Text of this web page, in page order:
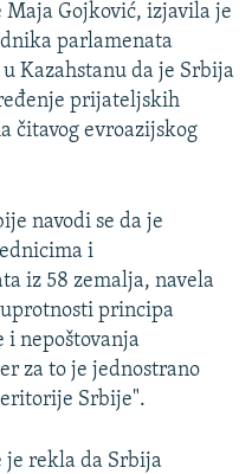
Gojković, izjavila je
parlamenata
Kazahstanu da je Srbija
prijateljskih
čitavog evroazijskog
navodi se da je
i
iz 58 zemalja, navela
principa
i nepoštovanja
za to je jednostrano
Srbije".
je rekla da Srbija